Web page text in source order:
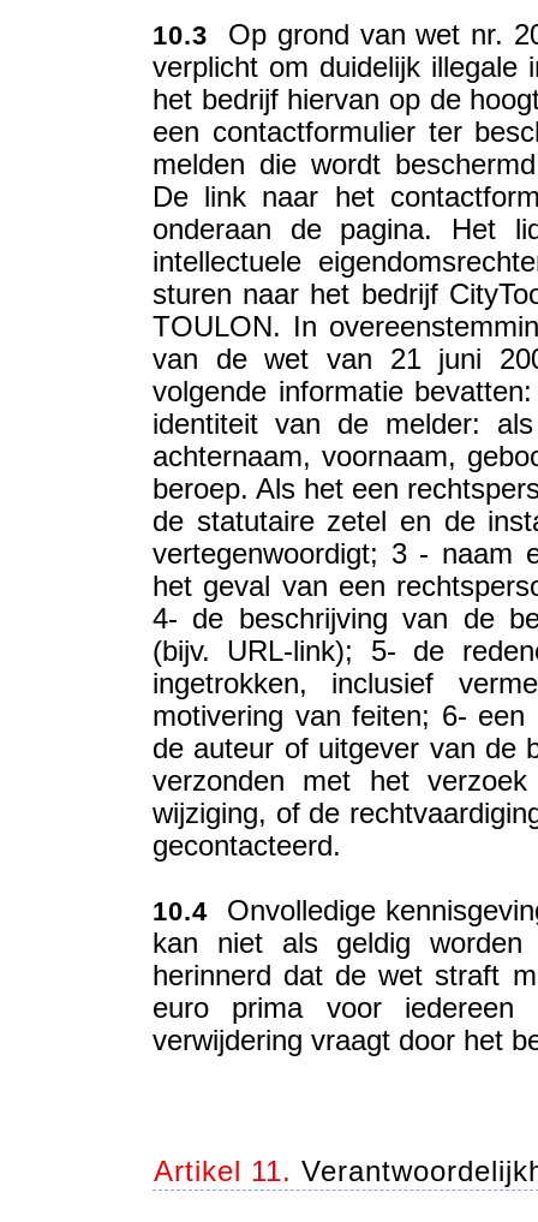
10.3 Op grond van wet nr.
verplicht om duidelijk illegale
het bedrijf hiervan op de
een contactformulier ter
melden die wordt
De link naar het
onderaan de pagina. Het
intellectuele
sturen naar het bedrijf
TOULON. In
van de wet van 21 juni
volgende informatie
identiteit van de melder:
achternaam, voornaam,
beroep. Als het een
de statutaire zetel en de
vertegenwoordigt; 3 - naam
het geval van een
4- de beschrijving van de
(bijv. URL-link); 5- de
ingetrokken, inclusief
motivering van feiten; 6-
de auteur of uitgever van de
verzonden met het
wijziging, of de
gecontacteerd.
10.4 Onvolledige
kan niet als geldig worden
herinnerd dat de wet straft
euro prima voor
verwijdering vraagt door het
Artikel 11.